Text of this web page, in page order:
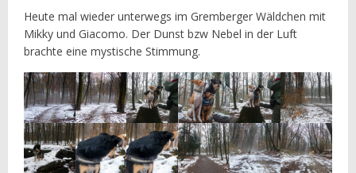
Heute mal wieder unterwegs im Gremberger Wäldchen mit
Mikky und Giacomo. Der Dunst bzw Nebel in der Luft
brachte eine mystische Stimmung.